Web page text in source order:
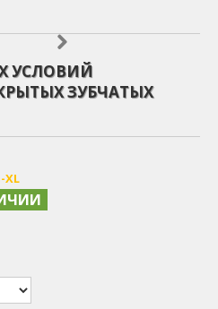
УСЛОВИЙ
ЗУБЧАТЫХ
XL